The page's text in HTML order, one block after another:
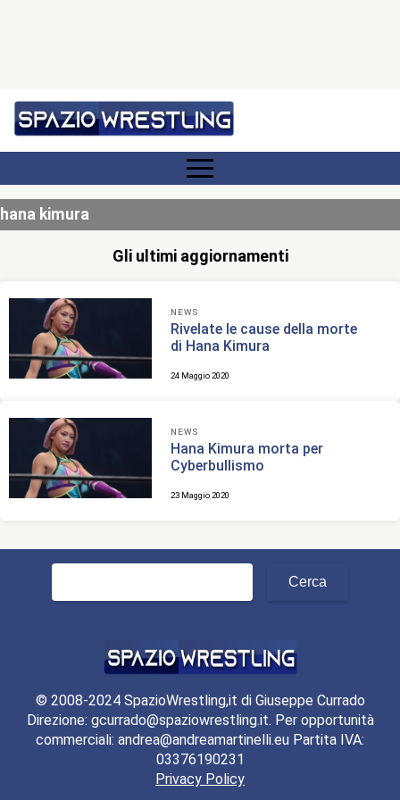
hana kimura
Gli ultimi aggiornamenti
NEWS
Rivelate le cause della morte
di Hana Kimura
24 Maggio 2020
NEWS
Hana Kimura morta per
Cyberbullismo
23 Maggio 2020
Ricerca
© 2008-2024 SpazioWrestling,it di Giuseppe Currado
Direzione: gcurrado@spaziowrestling.it. Per opportunità
commerciali: andrea@andreamartinelli.eu Partita IVA:
03376190231
Privacy Policy